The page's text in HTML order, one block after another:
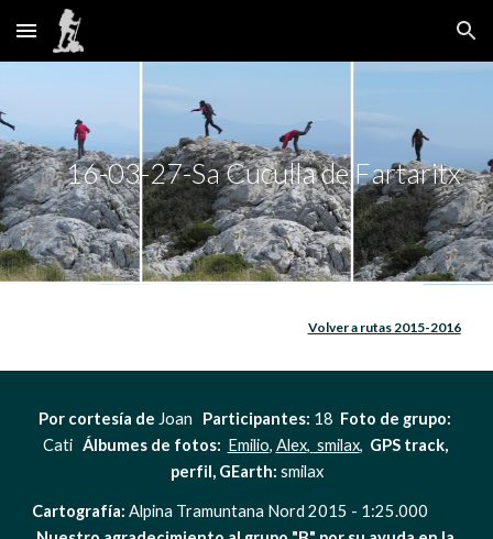
Skip to main content Skip to navigation
16-03-27-Sa Cuculla de Fartaritx
Volver a rutas 2015-2016
Por cortesía de Joan Participantes: 18 Foto de grupo:
Cati Álbumes de fotos: Emilio, Alex, smilax, GPS track,
perfil, GEarth: smilax
Cartografía: